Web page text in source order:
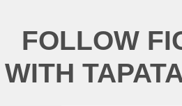
FOLLOW
WITH